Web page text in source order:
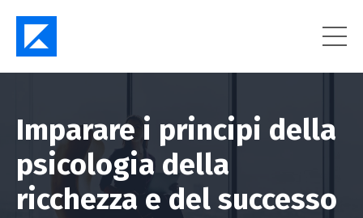
Imparare i principi della
psicologia della
ricchezza e del successo